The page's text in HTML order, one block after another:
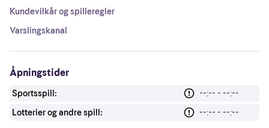
Kundevilkår og spilleregler
Varslingskanal
Åpningstider
Sportsspill:
--:-- - --:--
Lotterier og andre spill:
--:-- - --:--